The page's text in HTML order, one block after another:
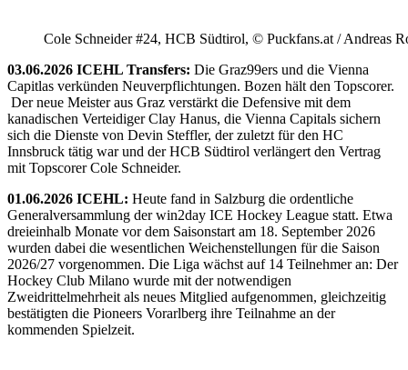
Cole Schneider #24, HCB Südtirol, © Puckfans.at / Andreas
03.06.2026 ICEHL Transfers: Die Graz99ers und die Vienna
Capitlas verkünden Neuverpflichtungen. Bozen hält den Topscorer.
Der neue Meister aus Graz verstärkt die Defensive mit dem
kanadischen Verteidiger Clay Hanus, die Vienna Capitals sichern
sich die Dienste von Devin Steffler, der zuletzt für den HC
Innsbruck tätig war und der HCB Südtirol verlängert den Vertrag
mit Topscorer Cole Schneider.
01.06.2026 ICEHL: Heute fand in Salzburg die ordentliche
Generalversammlung der win2day ICE Hockey League statt. Etwa
dreieinhalb Monate vor dem Saisonstart am 18. September 2026
wurden dabei die wesentlichen Weichenstellungen für die Saison
2026/27 vorgenommen. Die Liga wächst auf 14 Teilnehmer an: Der
Hockey Club Milano wurde mit der notwendigen
Zweidrittelmehrheit als neues Mitglied aufgenommen, gleichzeitig
bestätigten die Pioneers Vorarlberg ihre Teilnahme an der
kommenden Spielzeit.